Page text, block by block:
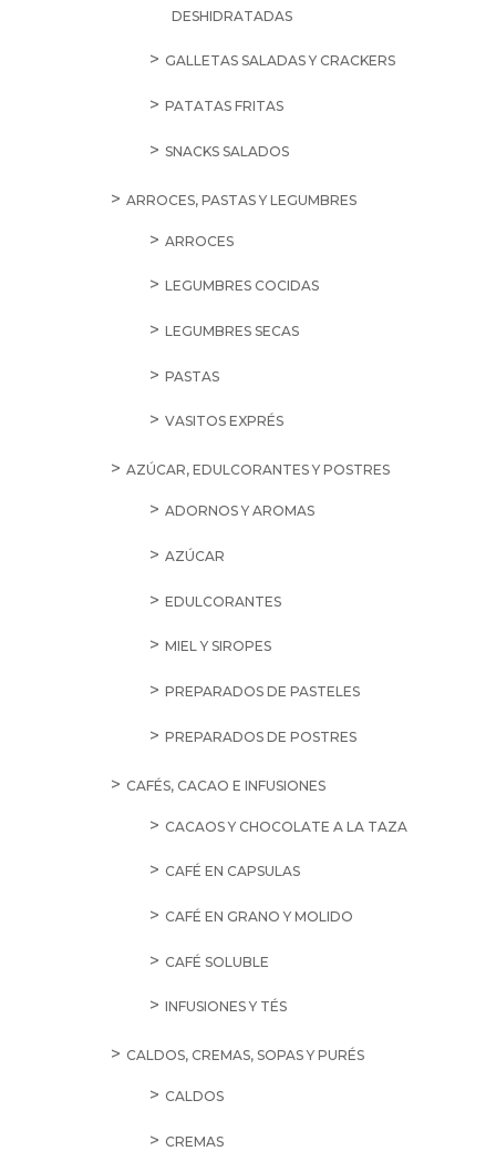
DESHIDRATADAS
GALLETAS SALADAS Y CRACKERS
PATATAS FRITAS
SNACKS SALADOS
ARROCES, PASTAS Y LEGUMBRES
ARROCES
LEGUMBRES COCIDAS
LEGUMBRES SECAS
PASTAS
VASITOS EXPRÉS
AZÚCAR, EDULCORANTES Y POSTRES
ADORNOS Y AROMAS
AZÚCAR
EDULCORANTES
MIEL Y SIROPES
PREPARADOS DE PASTELES
PREPARADOS DE POSTRES
CAFÉS, CACAO E INFUSIONES
CACAOS Y CHOCOLATE A LA TAZA
CAFÉ EN CAPSULAS
CAFÉ EN GRANO Y MOLIDO
CAFÉ SOLUBLE
INFUSIONES Y TÉS
CALDOS, CREMAS, SOPAS Y PURÉS
CALDOS
CREMAS